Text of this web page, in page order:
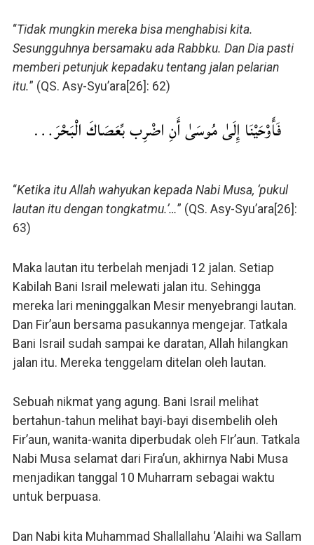
“Tidak mungkin mereka bisa menghabisi kita.
Sesungguhnya bersamaku ada Rabbku. Dan Dia pasti
memberi petunjuk kepadaku tentang jalan pelarian
itu.” (QS. Asy-Syu’ara[26]: 62)
فَأَوْحَيْنَا إِلَىٰ مُوسَىٰ أَنِ اضْرِب بِّعَصَاكَ الْبَحْرَ…
“Ketika itu Allah wahyukan kepada Nabi Musa, ‘pukul
lautan itu dengan tongkatmu.’…” (QS. Asy-Syu’ara[26]:
63)
Maka lautan itu terbelah menjadi 12 jalan. Setiap
Kabilah Bani Israil melewati jalan itu. Sehingga
mereka lari meninggalkan Mesir menyebrangi lautan.
Dan Fir’aun bersama pasukannya mengejar. Tatkala
Bani Israil sudah sampai ke daratan, Allah hilangkan
jalan itu. Mereka tenggelam ditelan oleh lautan.
Sebuah nikmat yang agung. Bani Israil melihat
bertahun-tahun melihat bayi-bayi disembelih oleh
Fir’aun, wanita-wanita diperbudak oleh FIr’aun. Tatkala
Nabi Musa selamat dari Fira’un, akhirnya Nabi Musa
menjadikan tanggal 10 Muharram sebagai waktu
untuk berpuasa.
Dan Nabi kita Muhammad Shallallahu ‘Alaihi wa Sallam